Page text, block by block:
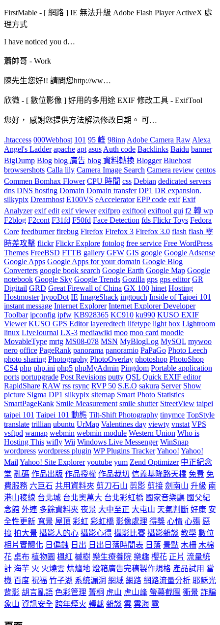
FirstMable - [ 網路 ] IE 無法升級 Adobe Flash Player ActiveX 處
理方式
I have noticed you d…
蕭帥哥 - Work
陳先生您好!! 請問您http://ww…
欣微 - [ 數位影像 ] 好用的多用途 EXIF 修改工具 - ExifTool
您好， 感謝您提供方法解決修改日期。 可…
.htaccess 000Webhost 101 95 峰 98innAdobe Camera RawAlexa
Angel's Ladder apache apt asusAuth code Backlinks Baidu banner
BigDump Blog blog 廣告 blog 資料轉換 Blogger Bluehost
browsershots Calla lily Camera Image Search Camera review centos
Commen Bomhax Flower CPU 時間 css Debian dedicated servers
dns DNS hosting Domain Domain transfer DP1 DR expansion.
silkypix Dreamhost E100VS eAccelerator EPP code exif Exif
Analyzer exif edit exif viewer exifpro exiftool exiftool gui f2 轉 wp
F2blog F2cont F31fd F50fd Face Detection fds Flickr Toys Fedora
Core feedburner firebug Firefox Firefox 3 Firefox 3.0 flash flash 零
時差攻擊 flickr Flickr Explore fotolog free service Free WordPress
Themes FreeBSD FTTB gallery GFW GIS google Google Adsense
Google Apps Google Apps for your domain Google Blog
Converters google book search Google Earth Google Map Google
notebook Google Sky Google Trends Gozilla gps gps editor GR
Digitail GRD Great Firewall of China GX 100 hinet Hosting
Hostmoster hypoDot IE ImageShack ingtouch Inside of Taipei 101
instant message Internet Explorer Internet Explorer Developer
Toolbar ipconfig ipfw KB928365 KC910 ku990 KUSO EXIF
Viewer KUSO GPS Editor layeredtech lifetype light box Lightroom
linux LiveJournal LX-3 mediawiki moo moo card moodle
MovableType mrtg MS08-078 MSN MyBlogLog MySQL mywoo
nero office PageRank panorama panoramio PaPaGo Photo Leech
photo sharing Photography PhotoOverlay photoshop PhotoShop
CS4 php php.ini php5 phpMyAdmin Pingdom Portable application
ports portupgrade Post Revisions putty QSL Quick EXIF editor
RapidShare RAW rss rsync RVP 50 S.E.O sakura Server Show
picture Sigma DP1 silkypix sitemap Smart Photo Statistics
SmartPageRank Smile Measurement smile shutter StreetView taipei
taipei 101 Taipei 101 動態 Tilt-Shift Photography tinymce TopStyle
translate trillian ubuntu UrMap Valentines day viewty vnstat VPS
vsftpd wamap webmin webmin module Western Union Who is
Hosting This wifly Wii Windows Live Messenger WinSnap
wordpress wordpress plugin WP Plugins TrackerYahoo! Yahoo!
MailYahoo! Site Explorer youtube yum Zend Optimizer 中正紀念
堂 亂碼 作品出版 作品授權 作品裁切 信義基隆路天橋 免費 免
費服務 六巨石 共用資料夾 剪刀石山 剪影 剪接 劍南山 升級 南
港山稜線 台北城 台北奧萬大 台北彩虹橋 國家音樂廳 國父紀
念館 外連 多餘資料夾 夜景 大中至正 大屯山 天氣判斷 好康 安
全性更新 寬景 屋頂 彩虹 彩虹橋 影像處理 得獎 心情 心殤 惡
搞 拍大景 攝影人的心 攝影心得 攝影比賽 攝影雜談 教學 數位
相片實體化 日偏蝕 日出 日出日落時間表 日落 景點 木柵 木棉
花 桌布 植物園 楓紅 槭樹 樂生療養院 樂趣 櫻花 正片 流量統
計 海芋 火 火燒雲 烘爐地 燈箱廣告完稿製作規格 產品試用 當
機 百度 祝福 竹子湖 系統漏洞 網域 網路 網路流量分析 耶穌光
背影 胡言亂語 色彩管理 菁桐 虎山 虎山峰 螢幕截圖 衝景 詐騙
象山 資訊安全 跨年煙火 轉載 雜談 雲 雲海 霓